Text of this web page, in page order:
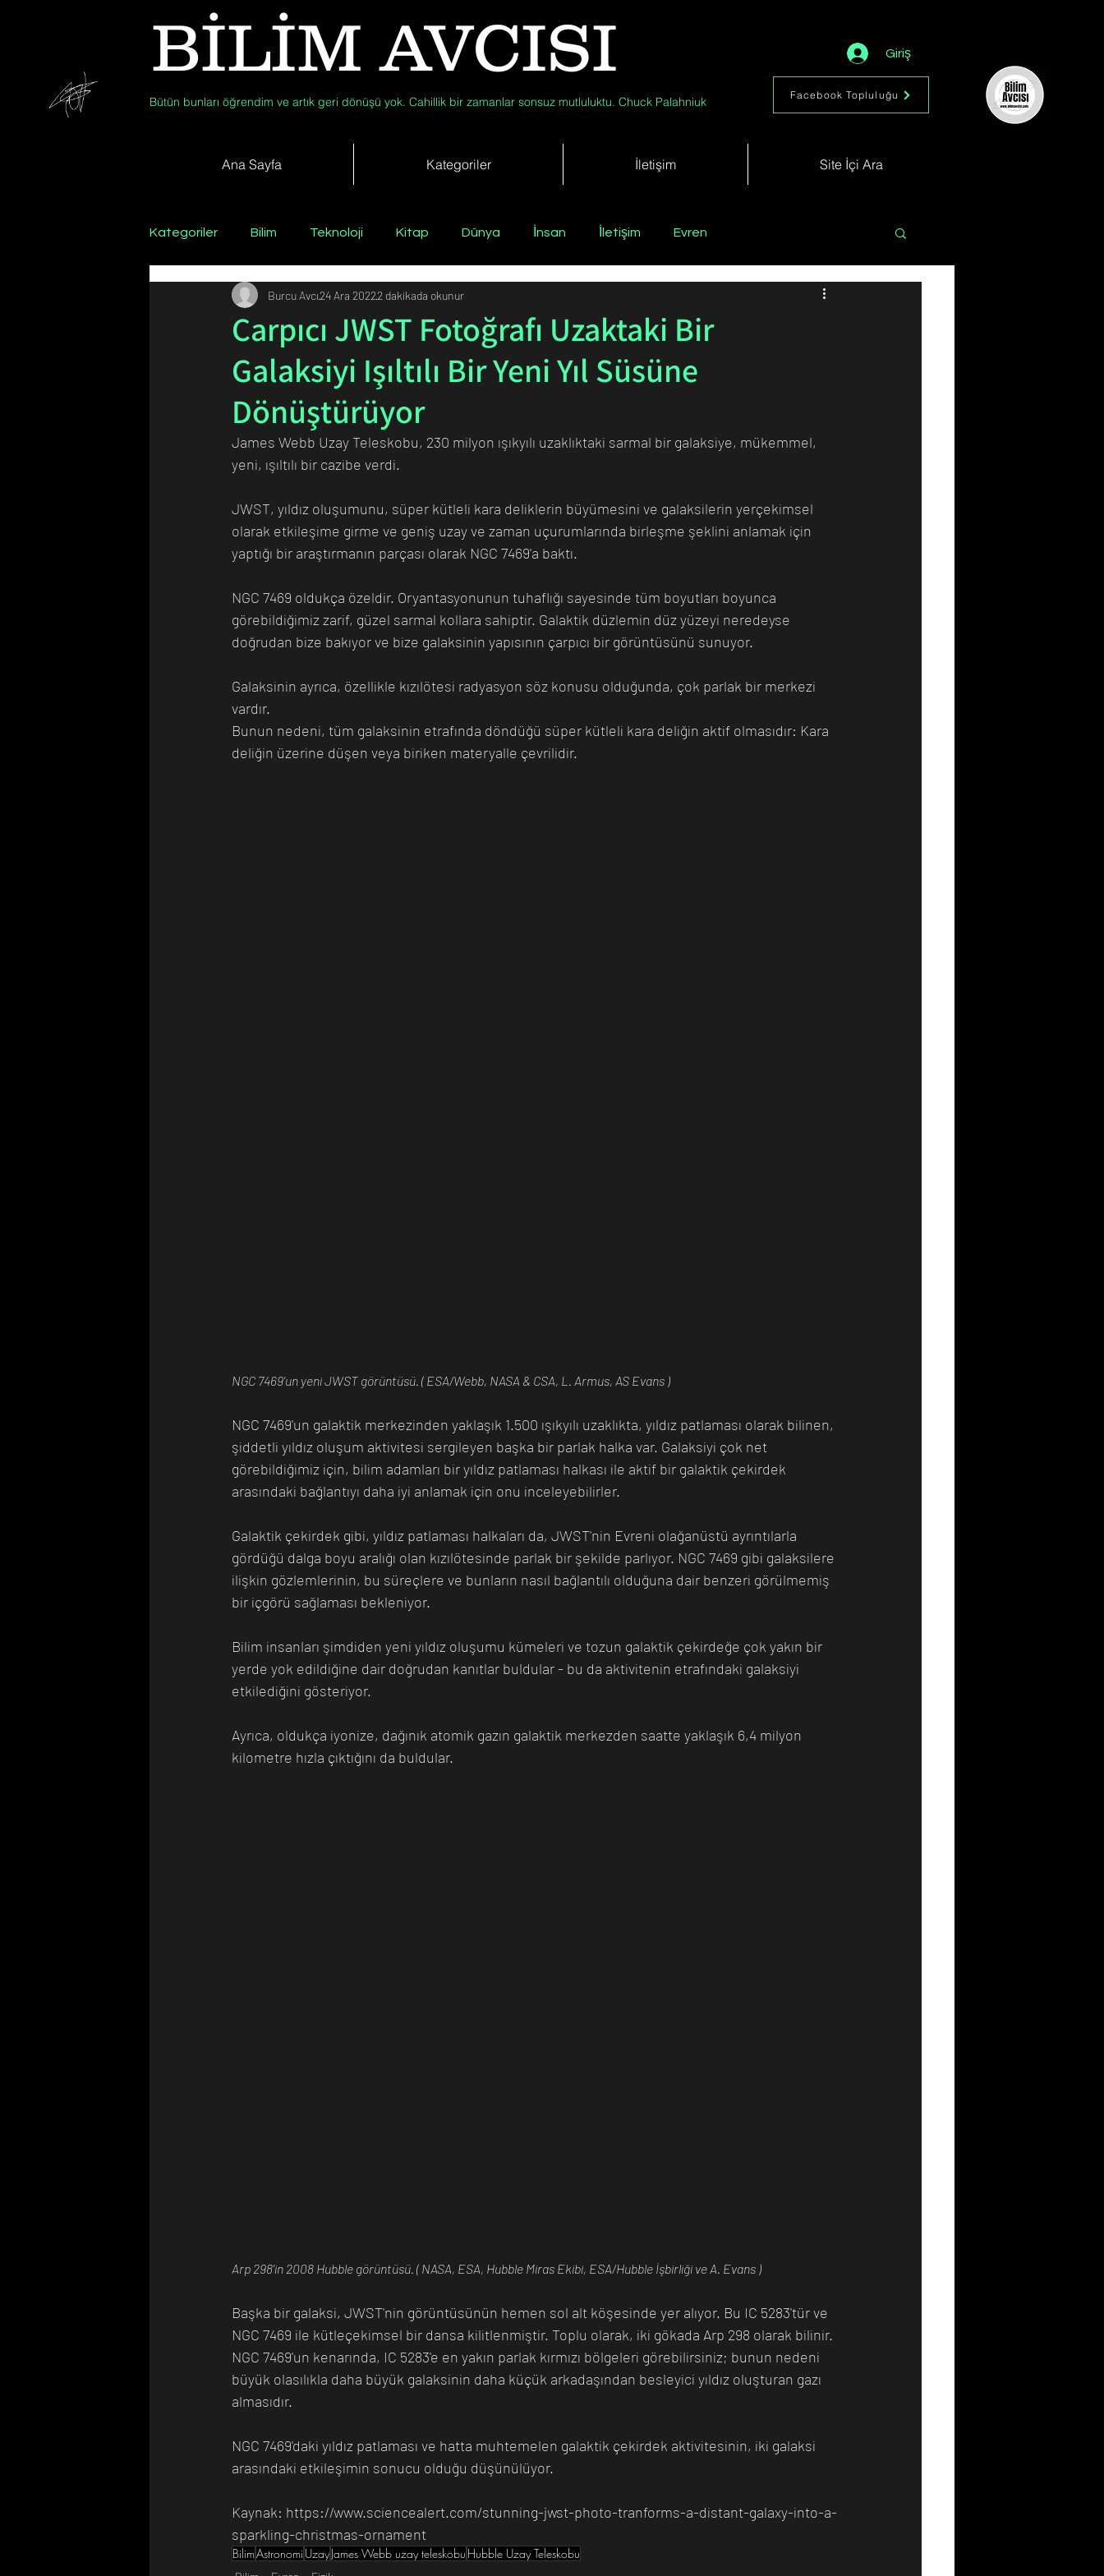
BİLİM AVCISI
Bütün bunları öğrendim ve artık geri dönüşü yok. Cahillik bir zamanlar sonsuz mutluluktu. Chuck Palahniuk
Giriş
Facebook Topluluğu
Ana Sayfa Kategoriler İletişim Site İçi Ara
Kategoriler Bilim Teknoloji Kitap Dünya İnsan İletişim Evren
Psikoloji / Sosyoloji / Felsefe Tıp Arkeoloji
Günün Fotoğrafı Biyoloji Günün Düşüneni Çevre Kısa Kısa Bilim
Günün Bilim İnsanı
Çarpıcı JWST Fotoğrafı Uzaktaki Bir
Galaksiyi Işıltılı Bir Yeni Yıl Süsüne
Dönüştürüyor
Burcu Avcı24 Ara 20222 dakikada okunur
James Webb Uzay Teleskobu, 230 milyon ışıkyılı uzaklıktaki sarmal bir galaksiye, mükemmel,
yeni, ışıltılı bir cazibe verdi.
JWST, yıldız oluşumunu, süper kütleli kara deliklerin büyümesini ve galaksilerin yerçekimsel
olarak etkileşime girme ve geniş uzay ve zaman uçurumlarında birleşme şeklini anlamak için
yaptığı bir araştırmanın parçası olarak NGC 7469'a baktı.
NGC 7469 oldukça özeldir. Oryantasyonunun tuhaflığı sayesinde tüm boyutları boyunca
görebildiğimiz zarif, güzel sarmal kollara sahiptir. Galaktik düzlemin düz yüzeyi neredeyse
doğrudan bize bakıyor ve bize galaksinin yapısının çarpıcı bir görüntüsünü sunuyor.
Galaksinin ayrıca, özellikle kızılötesi radyasyon söz konusu olduğunda, çok parlak bir merkezi
vardır.
Bunun nedeni, tüm galaksinin etrafında döndüğü süper kütleli kara deliğin aktif olmasıdır: Kara
deliğin üzerine düşen veya biriken materyalle çevrilidir.
NGC 7469'un yeni JWST görüntüsü. ( ESA/Webb, NASA & CSA, L. Armus, AS Evans )
NGC 7469'un galaktik merkezinden yaklaşık 1.500 ışıkyılı uzaklıkta, yıldız patlaması olarak bilinen,
şiddetli yıldız oluşum aktivitesi sergileyen başka bir parlak halka var. Galaksiyi çok net
görebildiğimiz için, bilim adamları bir yıldız patlaması halkası ile aktif bir galaktik çekirdek
arasındaki bağlantıyı daha iyi anlamak için onu inceleyebilirler.
Galaktik çekirdek gibi, yıldız patlaması halkaları da, JWST'nin Evreni olağanüstü ayrıntılarla
gördüğü dalga boyu aralığı olan kızılötesinde parlak bir şekilde parlıyor. NGC 7469 gibi galaksilere
ilişkin gözlemlerinin, bu süreçlere ve bunların nasıl bağlantılı olduğuna dair benzeri görülmemiş
bir içgörü sağlaması bekleniyor.
Bilim insanları şimdiden yeni yıldız oluşumu kümeleri ve tozun galaktik çekirdeğe çok yakın bir
yerde yok edildiğine dair doğrudan kanıtlar buldular - bu da aktivitenin etrafındaki galaksiyi
etkilediğini gösteriyor.
Ayrıca, oldukça iyonize, dağınık atomik gazın galaktik merkezden saatte yaklaşık 6,4 milyon
kilometre hızla çıktığını da buldular.
Arp 298'in 2008 Hubble görüntüsü. ( NASA, ESA, Hubble Miras Ekibi, ESA/Hubble İşbirliği ve A. Evans )
Başka bir galaksi, JWST'nin görüntüsünün hemen sol alt köşesinde yer alıyor. Bu IC 5283'tür ve
NGC 7469 ile kütleçekimsel bir dansa kilitlenmiştir. Toplu olarak, iki gökada Arp 298 olarak bilinir.
NGC 7469'un kenarında, IC 5283'e en yakın parlak kırmızı bölgeleri görebilirsiniz; bunun nedeni
büyük olasılıkla daha büyük galaksinin daha küçük arkadaşından besleyici yıldız oluşturan gazı
almasıdır.
NGC 7469'daki yıldız patlaması ve hatta muhtemelen galaktik çekirdek aktivitesinin, iki galaksi
arasındaki etkileşimin sonucu olduğu düşünülüyor.
Kaynak: https://www.sciencealert.com/stunning-jwst-photo-tranforms-a-distant-galaxy-into-a-
sparkling-christmas-ornament
BilimAstronomiUzayJames Webb uzay teleskobu Hubble Uzay Teleskobu